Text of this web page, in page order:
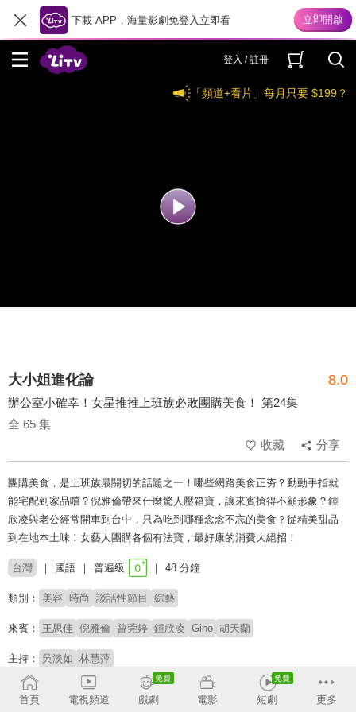
下載 APP，海量影劇免登入立即看
登入 / 註冊
「頻道+看片」每月只要 $199？
大小姐進化論 8.0
辦公室小確幸！女星推推上班族必敗團購美食！ 第24集
全 65 集
收藏
分享
團購美食，是上班族最關切的話題之一！哪些網路美食正夯？動動手指就
能宅配到家品嚐？倪雅倫帶來什麼驚人壓箱寶，讓來賓搶得不顧形象？鍾
欣凌與老公經常開車到台中，只為吃到哪種念念不忘的美食？從精美甜品
到在地本土味！女藝人團購各個有法寶，最好康的消費大絕招！
台灣 國語 普遍級 48 分鐘
類別： 美容 時尚 談話性節目 綜藝
來賓： 王思佳 倪雅倫 曾莞婷 鍾欣凌 Gino 胡天蘭
主持： 吳淡如 林慧萍
首頁 電視頻道 戲劇 電影 短劇 更多